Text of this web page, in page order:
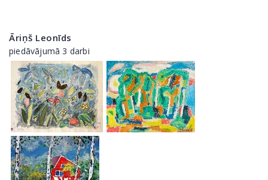
Āriņš Leonīds
piedāvājumā 3 darbi